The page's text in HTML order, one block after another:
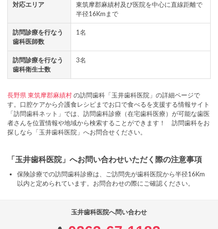
対応エリア
東筑摩郡麻績村及び医院を中心に直線距離で
半径16Kmまで
訪問診療を行なう
歯科医師数
1名
訪問診療を行なう
歯科衛生士数
3名
長野県東筑摩郡麻績村の訪問歯科「玉井歯科医院」の詳細ページで
す。口腔ケアから介護食レシピまでお口で食べるを支援する情報サイト
「訪問歯科ネット」では、訪問歯科診療（在宅歯科医療）が可能な歯医
者さんを位置情報や地域から検索することができます！ 訪問歯科をお
探しなら「玉井歯科医院」へお問合せください。
「玉井歯科医院」へお問い合わせいただく際の注意事項
保険診療での訪問歯科診療は、ご訪問先が歯科医院から半径16Km
以内と定められています。お問合わせの際にご確認ください。
玉井歯科医院へ問い合わせ